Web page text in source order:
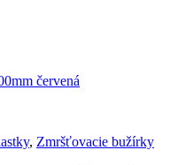
, Zmršťovacie bužírky